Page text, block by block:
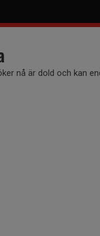
nå är dold och kan